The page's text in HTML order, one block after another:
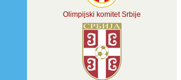
Olimpijski komitet Srbije